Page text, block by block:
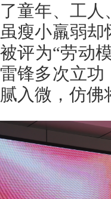
了童年、工
虽瘦小羸弱
被评为“劳动
雷锋多次立功
腻入微，仿佛